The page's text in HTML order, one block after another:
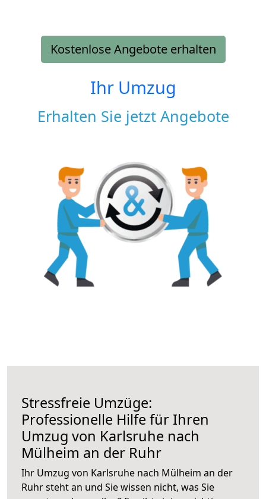
Kostenlose Angebote erhalten
Ihr Umzug
Erhalten Sie jetzt Angebote
Stressfreie Umzüge:
Professionelle Hilfe für Ihren
Umzug von Karlsruhe nach
Mülheim an der Ruhr
Ihr Umzug von Karlsruhe nach Mülheim an der
Ruhr steht an und Sie wissen nicht, was Sie